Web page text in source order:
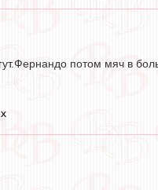
потом мяч в